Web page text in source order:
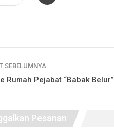
SEBELUMNYA
Rumah Pejabat “Babak Belur”
Pesanan